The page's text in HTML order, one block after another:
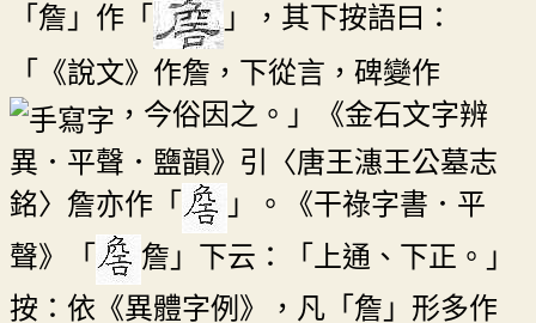
「詹」作「
」，其下按語曰：
「《說文》作詹，下從言，碑變作
，今俗因之。」《金石文字辨
異．平聲．鹽韻》引〈唐王潓王公墓志
銘〉詹亦作「
」。《干祿字書．平
聲》「
詹」下云：「上通、下正。」
按：依《異體字例》，凡「詹」形多作